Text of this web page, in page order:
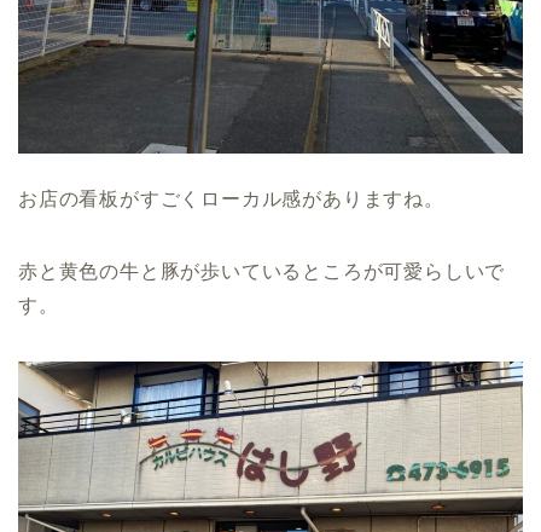
お店の看板がすごくローカル感がありますね。
赤と黄色の牛と豚が歩いているところが可愛らしいで
す。